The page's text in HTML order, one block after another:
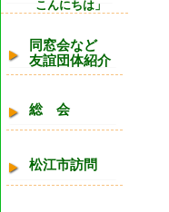
こんにちは」
同窓会など
友誼団体紹介
総 会
松江市訪問